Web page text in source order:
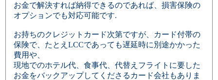
お金で解決すれば納得できるのであれば、損害保険の
オプションでも対応可能です.
お持ちのクレジットカード次第ですが、カード付帯の
保険で、たとえLCCであっても遅延時に別途かかった
費用や、
現地でのホテル代、食事代、代替えフライトに要した
お金をバックアップしてくださるカード会社もありま